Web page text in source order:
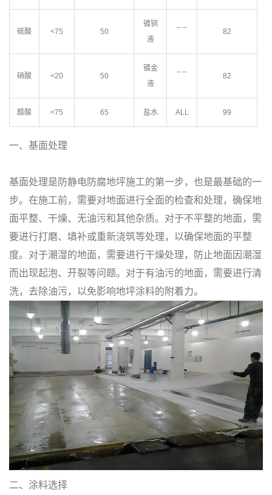
硫酸 <75 50
镀铜
液
82
硝酸 <20 50
镀金
液
82
醋酸 <75 65 盐水 ALL 99
一、基面处理
基面处理是防静电防腐地坪施工的第一步，也是最基础的一
步。在施工前，需要对地面进行全面的检查和处理，确保地
面平整、干燥、无油污和其他杂质。对于不平整的地面，需
要进行打磨、填补或重新浇筑等处理，以确保地面的平整
度。对于潮湿的地面，需要进行干燥处理，防止地面因潮湿
而出现起泡、开裂等问题。对于有油污的地面，需要进行清
洗，去除油污，以免影响地坪涂料的附着力。
二、涂料选择